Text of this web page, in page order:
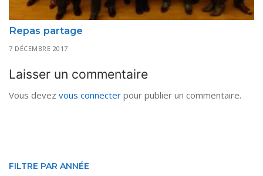
Repas partage
7 DÉCEMBRE 2017
Laisser un commentaire
Vous devez vous connecter pour publier un commentaire.
FILTRE PAR ANNÉE